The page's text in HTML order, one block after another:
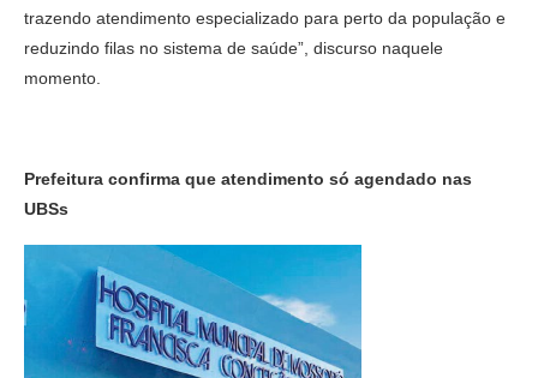
trazendo atendimento especializado para perto da população e
reduzindo filas no sistema de saúde”, discurso naquele
momento.
Prefeitura confirma que atendimento só agendado nas
UBSs